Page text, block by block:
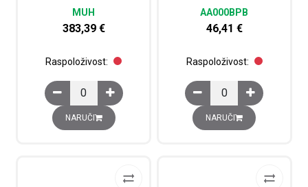
MUH
383,39 €
Raspoloživost:
Higrostat mehanički 1CO kontakt, 10..90 posto, 230V
NARUČI
AA000BPB
46,41 €
Raspoloživost:
Izlazna rešetka s
NARUČI